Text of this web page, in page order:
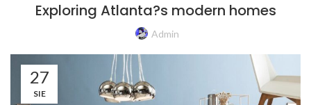
Exploring Atlanta?s modern homes
Admin
27
SIE